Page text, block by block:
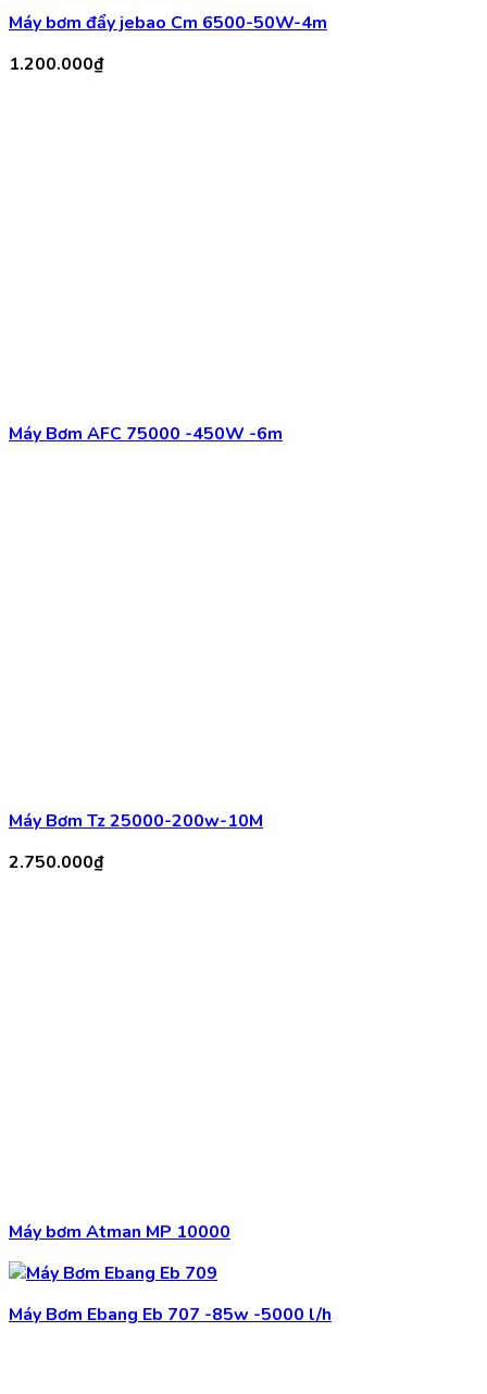
Máy bơm đẩy jebao Cm 6500-50W-4m
1.200.000₫